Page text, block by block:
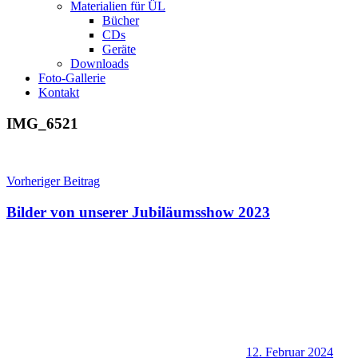
Materialien für ÜL
Bücher
CDs
Geräte
Downloads
Foto-Gallerie
Kontakt
IMG_6521
Beitragsnavigation
Vorheriger Beitrag
Bilder von unserer Jubiläumsshow 2023
12. Februar 2024